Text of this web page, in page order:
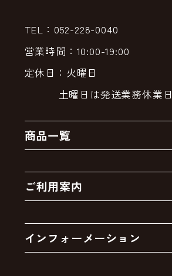
TEL：052-228-0040
営業時間：10:00-19:00
定休日：火曜日
土曜日は発送業務休業日
商品一覧
クーポン
卸販売・大量注文
アウトレットセール
ご利用案内
お支払いについて
インフォーメーション